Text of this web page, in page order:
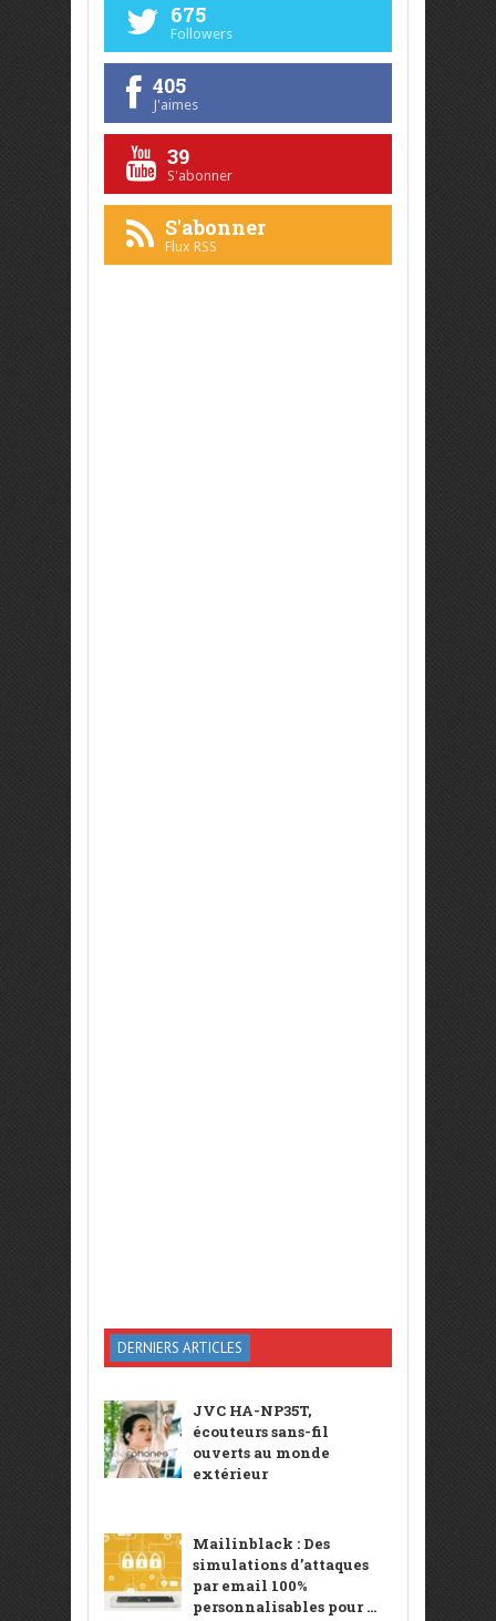
675
Followers
405
J'aimes
39
S'abonner
S'abonner
Flux RSS
DERNIERS ARTICLES
JVC HA-NP35T,
écouteurs sans-fil
ouverts au monde
extérieur
Mailinblack : Des
simulations d’attaques
par email 100%
personnalisables pour ...